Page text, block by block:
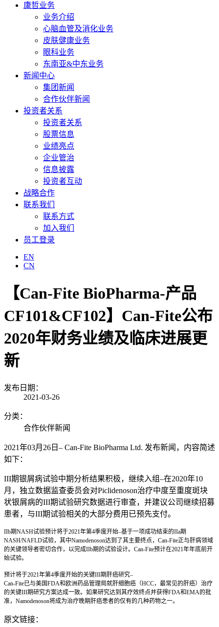
康哲业务
业务介绍
心脑血管及消化业务
皮肤健康业务
眼科业务
东南亚&中东业务
新闻中心
集团新闻
合作伙伴新闻
投资者关系
投资者关系
股票信息
业绩亮点
企业管治
信息披露
投资者互动
战略合作
联系我们
联系方式
加入我们
员工登录
EN
CN
【Can-Fite BioPharma-产品
CF101&CF102】Can-Fite公布
2020年财务业绩及临床进展更
新
发布日期：
2021-03-26
分类：
合作伙伴新闻
2021年03月 26 日 – Can-Fite BioPharma Ltd. 发布新闻，内容简述
如下：
III期银屑病试验中期分析结果积极，继续入组–在2020年10
月，独立数据监查委员会对Piclidenoson治疗中度至重度斑块
状银屑病的III期试验研究数据进行审查，并建议公司继续招募
患者，与III期试验相关的大部分费用已预先支付。
IIb期NASH试验预计将于2021年第4季度开始–基于一项成功结束的IIa期
NASH/NAFLD试验，其中Namodenoson达到了其主要终点， Can-Fite正与肝病领域
的关键领导者密切合作，以完成IIb期的试验设计。 Can-Fite预计在2021年年底前开
始试验。
预计将于2021年第4季度开始的关键III期肝癌研究–
Can-Fite已与美国FDA和欧洲药品管理局就肝细胞癌（HCC，最常见的肝癌）治疗
的关键III期研究方案达成一致。如果研究达到其疗效终点并获得FDA和EMA的批
准， Namodenoson将成为治疗晚期肝癌患者的仅有的几种药物之一。
原文链接：